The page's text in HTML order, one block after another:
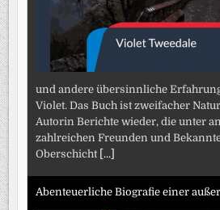
und andere übersinnliche
Violet. Das Buch ist zweifacher
Autorin Berichte wieder, die unter
zahlreichen Freunden und
Oberschicht [...]
Abenteuerliche Biografie einer